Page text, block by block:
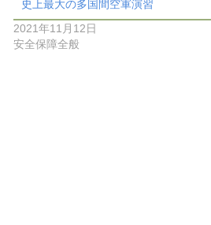
史上最大の多国間空軍演習
2021年11月12日
安全保障全般